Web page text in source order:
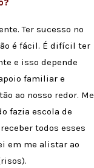
Ter sucesso no
é fácil. É difícil ter
e isso depende
familiar e
ao nosso redor. Me
fazia escola de
todos esses
em me alistar ao